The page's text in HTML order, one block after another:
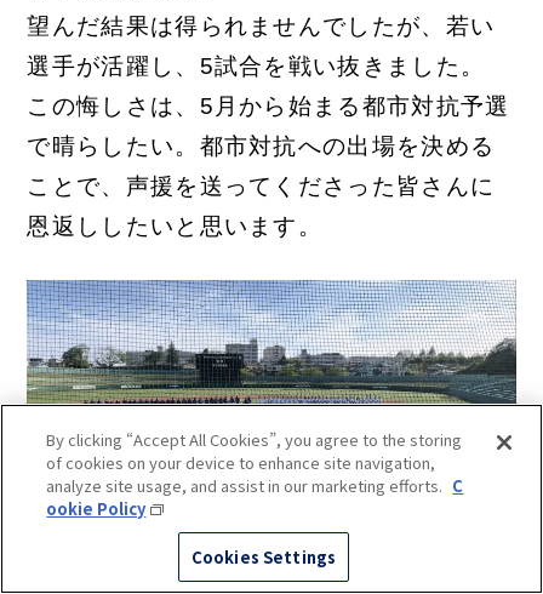
望んだ結果は得られませんでしたが、若い
選手が活躍し、5試合を戦い抜きました。
この悔しさは、5月から始まる都市対抗予選
で晴らしたい。都市対抗への出場を決める
ことで、声援を送ってくださった皆さんに
恩返ししたいと思います。
By clicking “Accept All Cookies”, you agree to the storing
of cookies on your device to enhance site navigation,
analyze site usage, and assist in our marketing efforts. C
ookie Policy
Cookies Settings